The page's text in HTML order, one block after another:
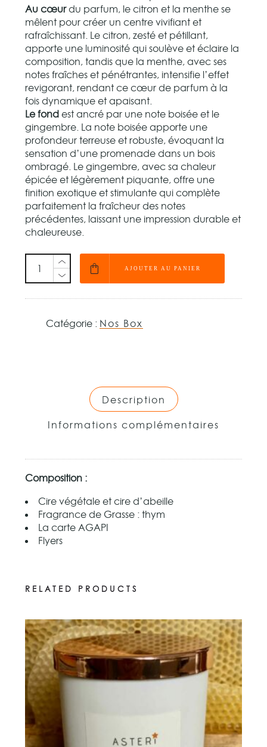
Au cœurdu parfum, le citron et la menthe se
mêlent pour créer un centre vivifiant et
rafraîchissant. Le citron, zesté et pétillant,
apporte une luminosité qui soulève et éclaire la
composition, tandis que la menthe, avec ses
notes fraîches et pénétrantes, intensifie l’effet
revigorant, rendant ce cœur de parfum à la
fois dynamique et apaisant.
Le fondest ancré par une note boisée et le
gingembre. La note boisée apporte une
profondeur terreuse et robuste, évoquant la
sensation d’une promenade dans un bois
ombragé. Le gingembre, avec sa chaleur
épicée et légèrement piquante, offre une
finition exotique et stimulante qui complète
parfaitement la fraîcheur des notes
précédentes, laissant une impression durable et
chaleureuse.
AJOUTER AU PANIER
Catégorie : Nos Box
Description
Informations complémentaires
Composition :
Cire végétale et cire d’abeille
Fragrance de Grasse : thym
La carte AGAPI
Flyers
RELATED PRODUCTS